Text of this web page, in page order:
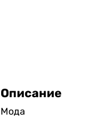
Описание
Мода